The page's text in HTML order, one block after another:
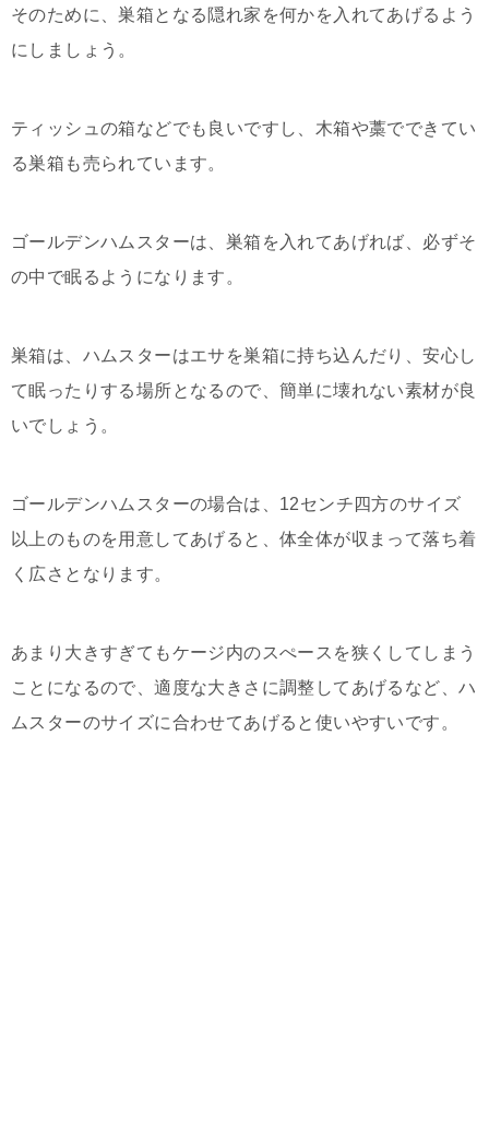
そのために、巣箱となる隠れ家を何かを入れてあげるよう
にしましょう。
ティッシュの箱などでも良いですし、木箱や藁でできてい
る巣箱も売られています。
ゴールデンハムスターは、巣箱を入れてあげれば、必ずそ
の中で眠るようになります。
巣箱は、ハムスターはエサを巣箱に持ち込んだり、安心し
て眠ったりする場所となるので、簡単に壊れない素材が良
いでしょう。
ゴールデンハムスターの場合は、12センチ四方のサイズ
以上のものを用意してあげると、体全体が収まって落ち着
く広さとなります。
あまり大きすぎてもケージ内のスぺースを狭くしてしまう
ことになるので、適度な大きさに調整してあげるなど、ハ
ムスターのサイズに合わせてあげると使いやすいです。